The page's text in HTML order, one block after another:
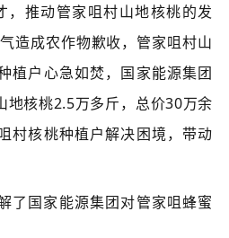
，推动管家咀村山地核桃的发
造成农作物歉收，管家咀村山
植户心急如焚，国家能源集团
地核桃2.5万多斤，总价30万余
村核桃种植户解决困境，带动
了国家能源集团对管家咀蜂蜜